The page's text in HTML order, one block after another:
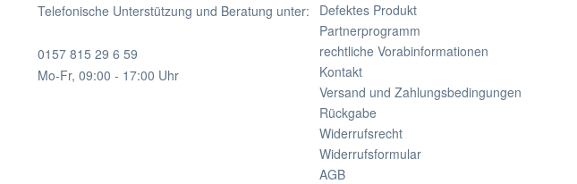
Telefonische Unterstützung und Beratung unter:
0157 815 29 6 59
Mo-Fr, 09:00 - 17:00 Uhr
Defektes Produkt
Partnerprogramm
rechtliche Vorabinformationen
Kontakt
Versand und Zahlungsbedingungen
Rückgabe
Widerrufsrecht
Widerrufsformular
AGB